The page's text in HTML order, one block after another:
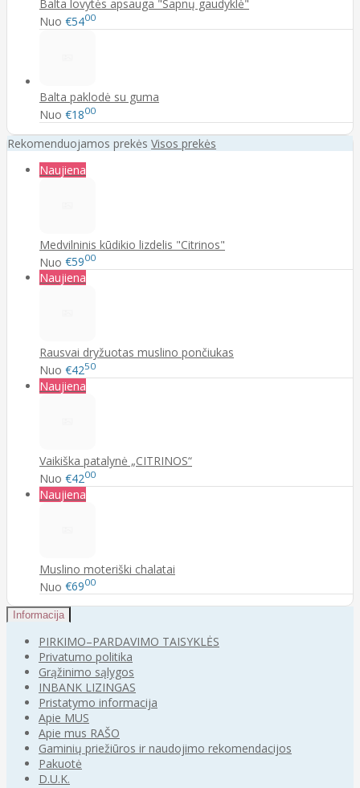
Balta lovytės apsauga "Sapnų gaudyklė"
Nuo €5400
Balta paklodė su guma
Nuo €1800
Rekomenduojamos prekės Visos prekės
Naujiena
Medvilninis kūdikio lizdelis "Citrinos"
Nuo €5900
Naujiena
Rausvai dryžuotas muslino pončiukas
Nuo €4250
Naujiena
Vaikiška patalynė „CITRINOS“
Nuo €4200
Naujiena
Muslino moteriški chalatai
Nuo €6900
Informacija
PIRKIMO–PARDAVIMO TAISYKLĖS
Privatumo politika
Grąžinimo sąlygos
INBANK LIZINGAS
Pristatymo informacija
Apie MUS
Apie mus RAŠO
Gaminių priežiūros ir naudojimo rekomendacijos
Pakuotė
D.U.K.